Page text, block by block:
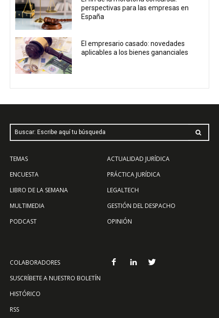
perspectivas para las empresas en
España
El empresario casado: novedades
aplicables a los bienes gananciales
Buscar: Escribe aquí tu búsqueda
TEMAS
ENCUESTA
LIBRO DE LA SEMANA
MULTIMEDIA
PODCAST
ACTUALIDAD JURÍDICA
PRÁCTICA JURÍDICA
LEGALTECH
GESTIÓN DEL DESPACHO
OPINIÓN
COLABORADORES
SUSCRÍBETE A NUESTRO BOLETÍN
HISTÓRICO
RSS